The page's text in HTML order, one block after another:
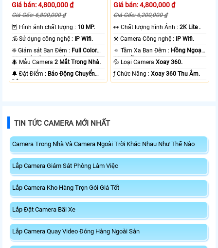
Giá bán: 4,800,000 ₫
Giá Gốc: 6,800,000 ₫
🦉 Hình ảnh chất lượng : 10 MP.
🕉️ Sử dụng công nghệ : IP Wifi.
❈ Giám sát Ban Đêm : Full Color
20m Có Màu Ban Ðêm.
🐜 Mẫu Camera2 Mắt Trong Nhà.
️🔔 Đặt Điểm : Báo Động Chuyển
Động.
Giá bán: 4,800,000 ₫
Giá Gốc: 6,200,000 ₫
️👀 Chất lượng hình Ảnh :2K Lite .
⚒ Camera Công nghệ : IP Wifi.
🔅 Tầm Xa Ban Đêm : Hồng Ngoại
10m Hồng Ngoại Smart IR.
💦 Loại CameraXoay 360.
️ƒ Chức Năng :Xoay 360 Thu Âm.
TIN TỨC CAMERA MỚI NHẤT
Camera Trong Nhà Và Camera Ngoài Trời Khác Nhau Như Thế Nào
Lắp Camera Giám Sát Phòng Làm Việc
Lắp Camera Kho Hàng Trọn Gói Giá Tốt
Lắp Đặt Camera Bãi Xe
Lắp Camera Quay Video Đóng Hàng Ngoài Sàn